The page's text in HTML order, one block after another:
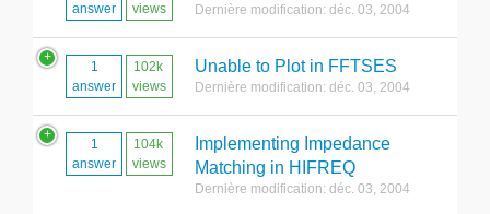
answer
views
Dernière modification: déc. 03, 2004
1
answer
102k
views
Unable to Plot in FFTSES
Dernière modification: déc. 03, 2004
1
answer
104k
views
Implementing Impedance
Matching in HIFREQ
Dernière modification: déc. 03, 2004